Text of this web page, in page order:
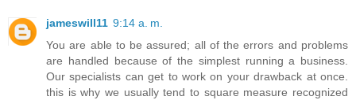
jameswill11 9:14 a. m.
You are able to be assured; all of the errors and problems
are handled because of the simplest running a business.
Our specialists can get to work on your drawback at once.
this is why we usually tend to square measure recognized